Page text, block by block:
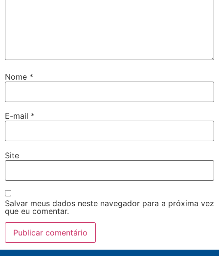
Nome *
E-mail *
Site
Salvar meus dados neste navegador para a próxima vez
que eu comentar.